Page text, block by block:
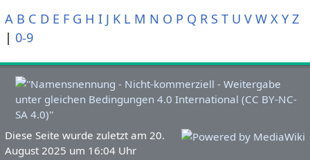
A B C D E F G H I J K L M N O P Q R S T U V W X Y Z
| 0-9
Diese Seite wurde zuletzt am 20.
August 2025 um 16:04 Uhr